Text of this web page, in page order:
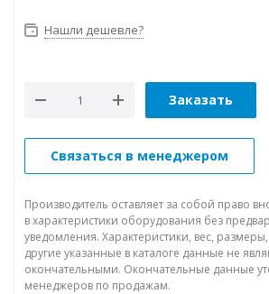
Нашли дешевле?
Заказать
Связаться в менеджером
Производитель оставляет за собой право
в характеристики оборудования без
уведомления. Характеристики, вес,
другие указанные в каталоге данные не
окончательными. Окончательные данные
менеджеров по продажам.